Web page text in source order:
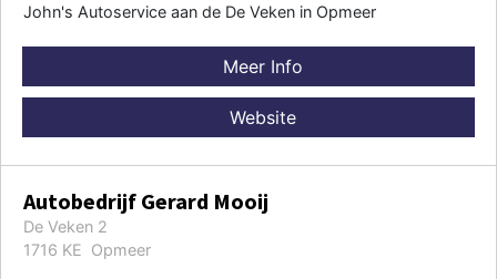
John's Autoservice aan de De Veken in Opmeer
Meer Info
Website
Autobedrijf Gerard Mooij
De Veken 2
1716 KE Opmeer